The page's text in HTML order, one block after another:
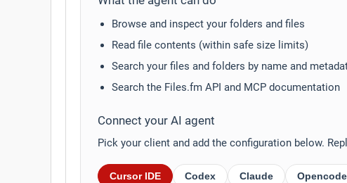
Browse and inspect your folders and files
Read file contents (within safe size limits)
Search your files and folders by name and
Search the Files.fm API and MCP documentation
Connect your AI agent
Pick your client and add the configuration below.
Cursor IDE Codex Claude Opencode